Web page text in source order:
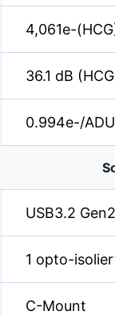
4,061e-
36.1 dB
0.994e-/
USB3.2
1 opto-
C-Mount